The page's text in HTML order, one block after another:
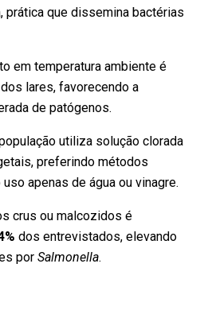
prática que dissemina bactérias
em temperatura ambiente é
dos lares, favorecendo a
de patógenos.
utiliza solução clorada
preferindo métodos
apenas de água ou vinagre.
crus ou malcozidos é
dos entrevistados, elevando
por Salmonella.